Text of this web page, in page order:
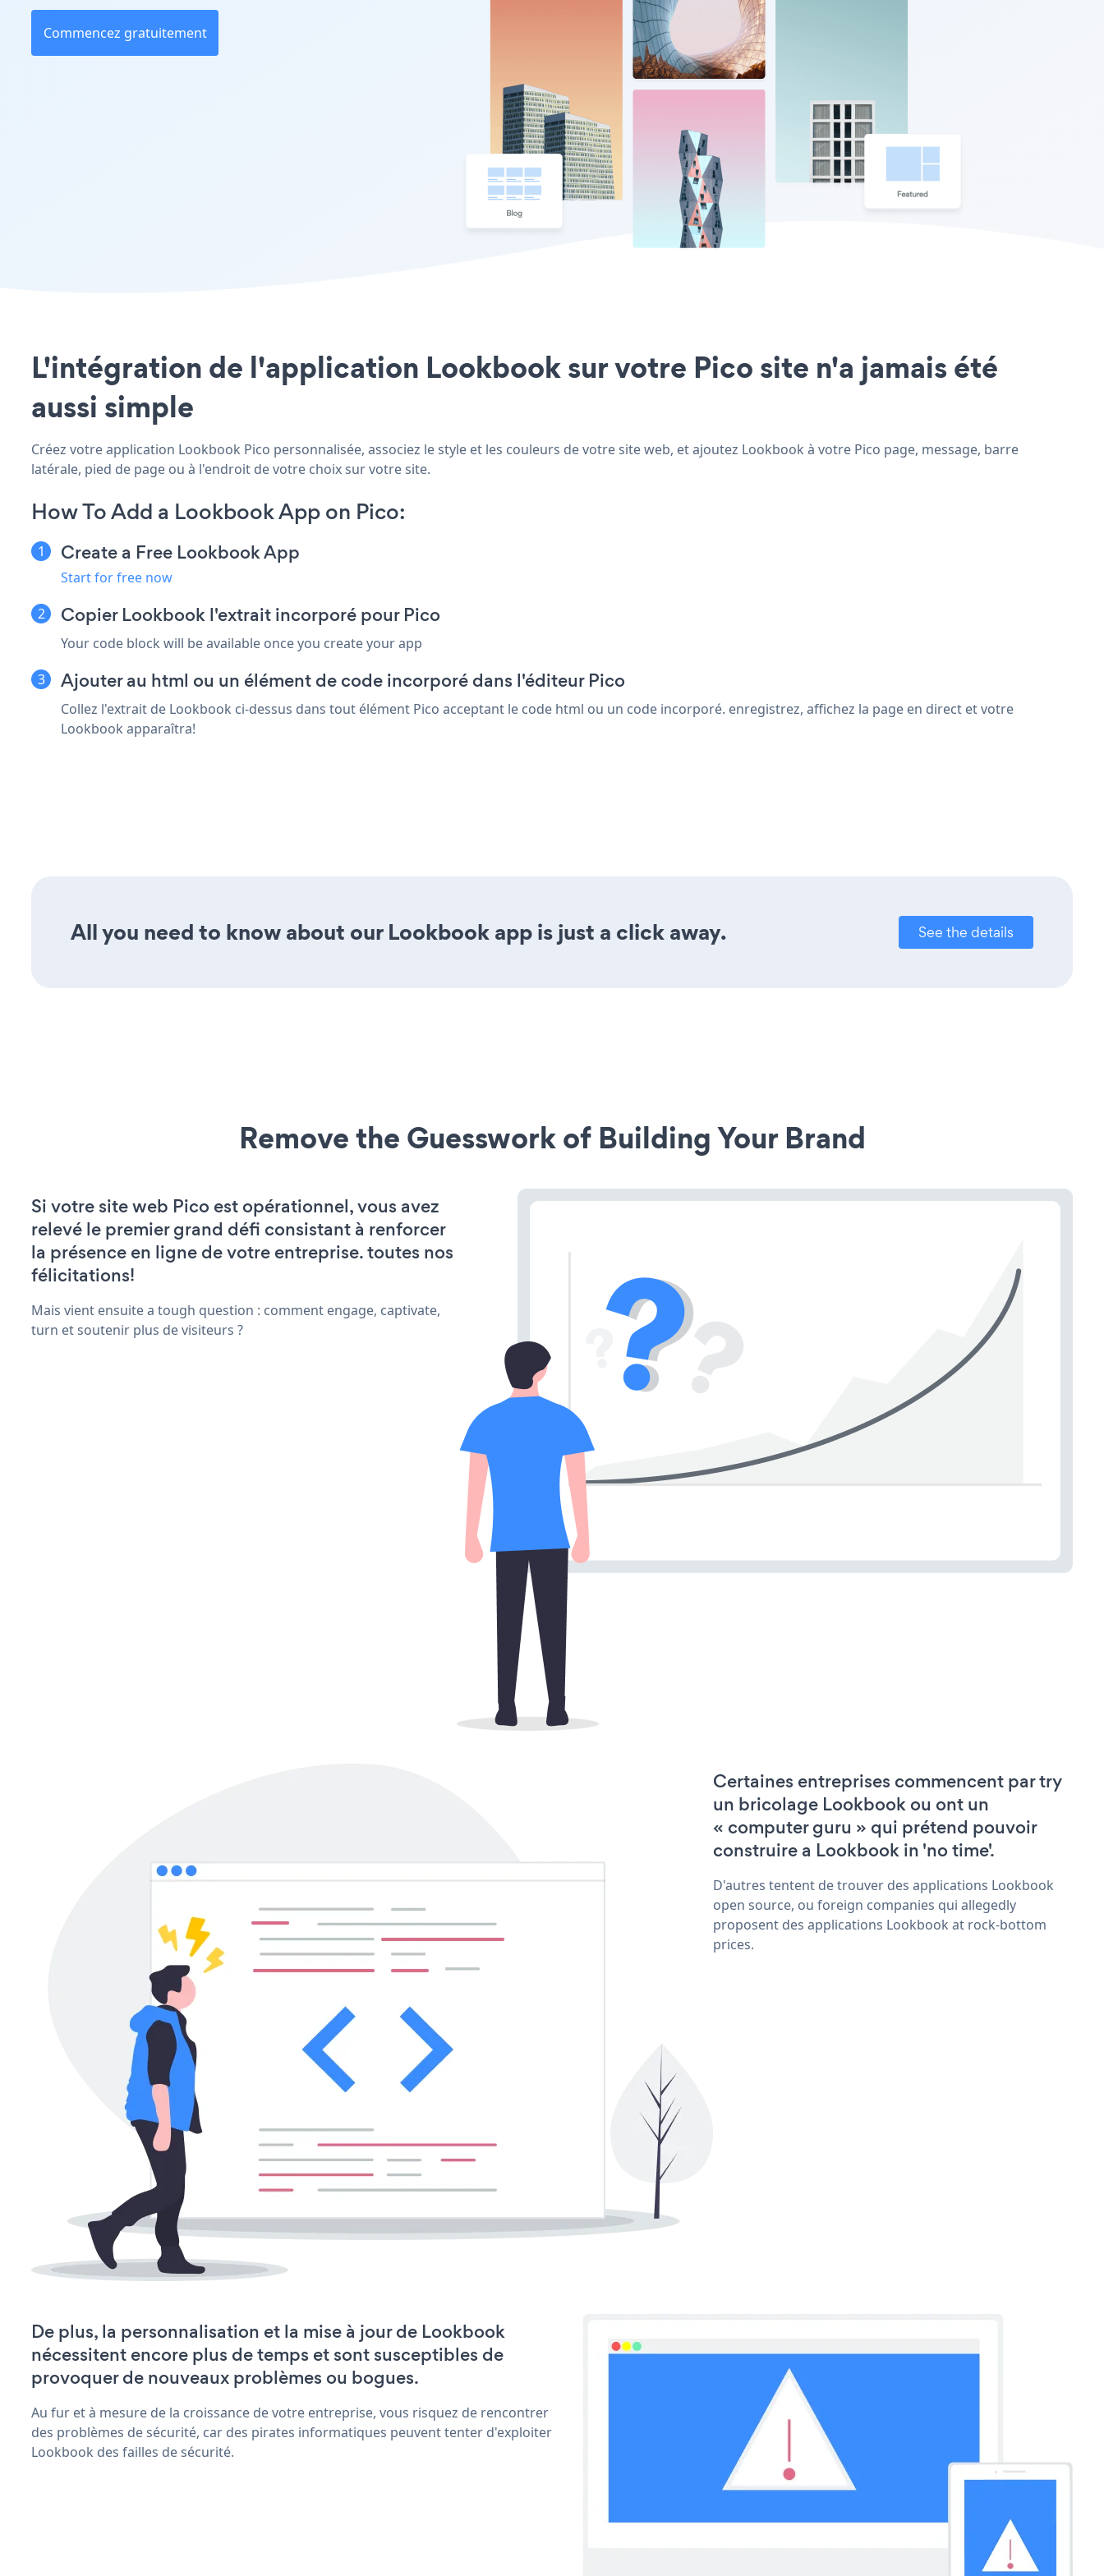
Commencez gratuitement
L'intégration de l'application Lookbook sur votre Pico site n'a jamais été
aussi simple
Créez votre application Lookbook Pico personnalisée, associez le style et les couleurs de votre site web, et ajoutez Lookbook à votre Pico page, message, barre
latérale, pied de page ou à l'endroit de votre choix sur votre site.
How To Add a Lookbook App on Pico:
Create a Free Lookbook App
Start for free now
Copier Lookbook l'extrait incorporé pour Pico
Your code block will be available once you create your app
Ajouter au html ou un élément de code incorporé dans l'éditeur Pico
Collez l'extrait de Lookbook ci-dessus dans tout élément Pico acceptant le code html ou un code incorporé. enregistrez, affichez la page en direct et votre
Lookbook apparaîtra!
All you need to know about our Lookbook app is just a click away. See the details
Remove the Guesswork of Building Your Brand
Si votre site web Pico est opérationnel, vous avez
relevé le premier grand défi consistant à renforcer
la présence en ligne de votre entreprise. toutes nos
félicitations!
Mais vient ensuite a tough question : comment engage, captivate,
turn et soutenir plus de visiteurs ?
Certaines entreprises commencent par try
un bricolage Lookbook ou ont un
« computer guru » qui prétend pouvoir
construire a Lookbook in 'no time'.
D'autres tentent de trouver des applications Lookbook
open source, ou foreign companies qui allegedly
proposent des applications Lookbook at rock-bottom
prices.
De plus, la personnalisation et la mise à jour de Lookbook
nécessitent encore plus de temps et sont susceptibles de
provoquer de nouveaux problèmes ou bogues.
Au fur et à mesure de la croissance de votre entreprise, vous risquez de rencontrer
des problèmes de sécurité, car des pirates informatiques peuvent tenter d'exploiter
Lookbook des failles de sécurité.